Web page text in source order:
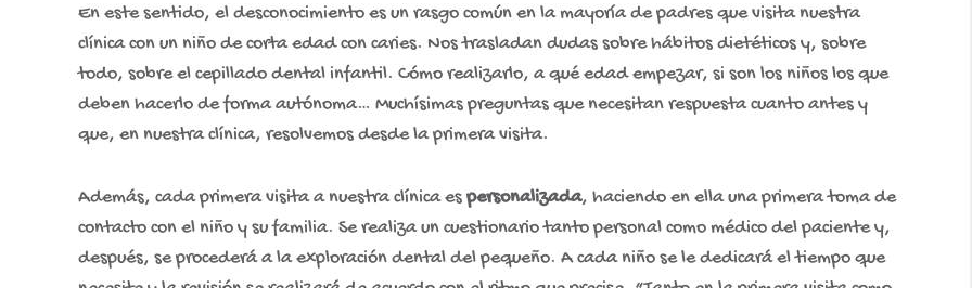
En este sentido, el desconocimiento es un rasgo común en la mayoría de padres que visita nuestra
clínica con un niño de corta edad con caries. Nos trasladan dudas sobre hábitos dietéticos y, sobre
todo, sobre el cepillado dental infantil. Cómo realizarlo, a qué edad empezar, si son los niños los que
deben hacerlo de forma autónoma… Muchísimas preguntas que necesitan respuesta cuanto antes y
que, en nuestra clínica, resolvemos desde la primera visita.
Además, cada primera visita a nuestra clínica espersonalizada, haciendo en ella una primera toma de
contacto con el niño y su familia. Se realiza un cuestionario tanto personal como médico del paciente y,
después, se procederá a la exploración dental del pequeño. A cada niño se le dedicará el tiempo que